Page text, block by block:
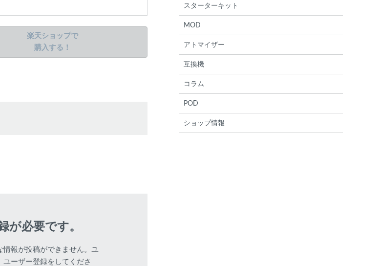
楽天ショップで
購入する！
が必要です。
報が投稿ができません。ユ
ーザー登録をしてくださ
スターターキット
MOD
アトマイザー
互換機
コラム
POD
ショップ情報
該当する商品がありません